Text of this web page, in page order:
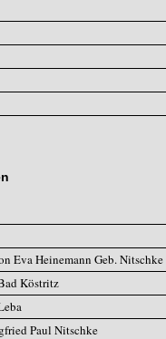
Eva Heinemann Geb. Nitschke
Köstritz
Paul Nitschke